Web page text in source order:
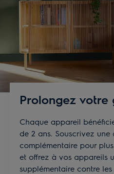
Prolongez votre
Chaque appareil
de 2 ans. Souscrivez une
complémentaire pour
et offrez à vos appareils
supplémentaire contre